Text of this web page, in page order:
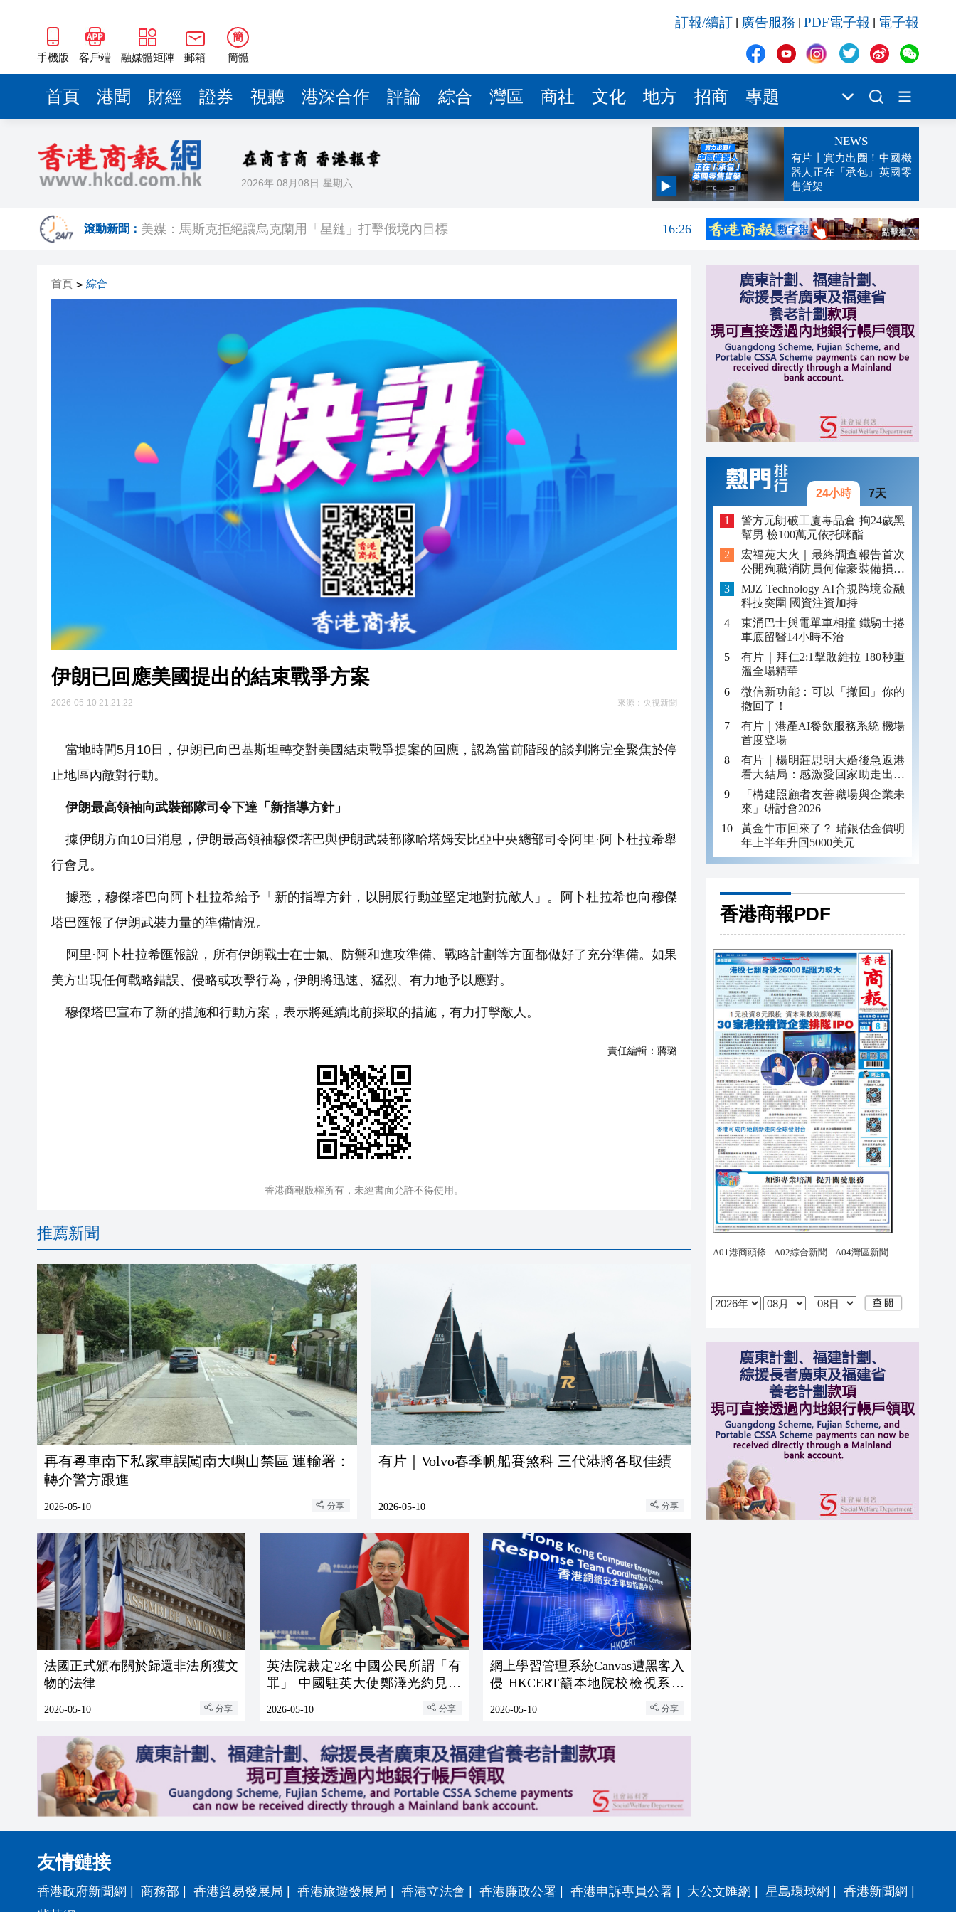
手機版 客戶端 融媒體矩陣 郵箱
簡
簡體
訂報/續訂 廣告服務 PDF電子報 電子報
首頁 港聞 財經 證券 視聽 港深合作 評論 綜合 灣區 商社 文化 地方 招商 專題
2026年 08月08日 星期六
NEWS
有片丨實力出圈！中國機
器人正在「承包」英國零
售貨架
滾動新聞：
【財通AH】勤浩醫藥「回血」再次遞表港股！營收暴漲1786倍背後：資不抵債，9.9億元對
賭壓頂
16:41
美媒：馬斯克拒絕讓烏克蘭用「星鏈」打擊俄境內目標
16:26
山頂一私家車未遵交規被截查 55歲司機涉襲警被捕
日本2027財年防衛預算申請額創新高
15:22
因噪音滋擾用菜刀狂斬樓上鄰居 黃大仙上邨四旬男子墮斃
15:14
2026年全民健身日暨廣州市體育節、體育消費季系列活動啟動
首頁 > 綜合
伊朗已回應美國提出的結束戰爭方案
2026-05-10 21:21:22 來源： 央視新聞
當地時間5月10日，伊朗已向巴基斯坦轉交對美國結束戰爭提案的回應，認為當前階段的談判將完全聚焦於停
止地區內敵對行動。
伊朗最高領袖向武裝部隊司令下達「新指導方針」
據伊朗方面10日消息，伊朗最高領袖穆傑塔巴與伊朗武裝部隊哈塔姆安比亞中央總部司令阿里·阿卜杜拉希舉
行會見。
據悉，穆傑塔巴向阿卜杜拉希給予「新的指導方針，以開展行動並堅定地對抗敵人」。阿卜杜拉希也向穆傑
塔巴匯報了伊朗武裝力量的準備情況。
阿里·阿卜杜拉希匯報說，所有伊朗戰士在士氣、防禦和進攻準備、戰略計劃等方面都做好了充分準備。如果
美方出現任何戰略錯誤、侵略或攻擊行為，伊朗將迅速、猛烈、有力地予以應對。
穆傑塔巴宣布了新的措施和行動方案，表示將延續此前採取的措施，有力打擊敵人。
責任編輯： 蔣璐
香港商報版權所有，未經書面允許不得使用。
推薦新聞
再有粵車南下私家車誤闖南大嶼山禁區 運輸署：
轉介警方跟進
2026-05-10 分享
有片｜Volvo春季帆船賽煞科 三代港將各取佳績
2026-05-10 分享
法國正式頒布關於歸還非法所獲文
物的法律
2026-05-10 分享
英法院裁定2名中國公民所謂「有
罪」 中國駐英大使鄭澤光約見英
2026-05-10 分享
網上學習管理系統Canvas遭黑客入
侵 HKCERT籲本地院校檢視系統
2026-05-10 分享
24小時 7天
警方元朗破工廈毒品倉 拘24歲黑
幫男 檢100萬元依托咪酯
宏福苑大火｜最終調查報告首次
公開殉職消防員何偉豪裝備損毀
照片
MJZ Technology AI合規跨境金融
科技突圍 國資注資加持
東涌巴士與電單車相撞 鐵騎士捲
車底留醫14小時不治
有片｜拜仁2:1擊敗維拉 180秒重
溫全場精華
微信新功能：可以「撤回」你的
撤回了！
有片｜港產AI餐飲服務系統 機場
首度登場
有片｜楊明莊思明大婚後急返港
看大結局：感激愛回家助走出低
谷 不捨大家庭
「構建照顧者友善職場與企業未
來」研討會2026
黃金牛市回來了？ 瑞銀估金價明
年上半年升回5000美元
香港商報PDF
友情鏈接
香港政府新聞網 | 商務部 | 香港貿易發展局 | 香港旅遊發展局 | 香港立法會 | 香港廉政公署 | 香港申訴專員公署 | 大公文匯網 | 星島環球網 | 香港新聞網 |